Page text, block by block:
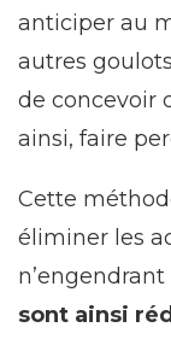
anticiper au
autres
de concevoir
ainsi, faire
Cette
éliminer les
sont ainsi